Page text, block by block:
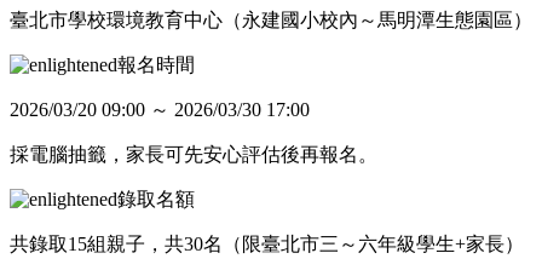
臺北市學校環境教育中心（永建國小校內～馬明潭生態園區）
報名時間
2026/03/20 09:00 ～ 2026/03/30 17:00
採電腦抽籤，家長可先安心評估後再報名。
錄取名額
共錄取15組親子，共30名（限臺北市三～六年級學生+家長）